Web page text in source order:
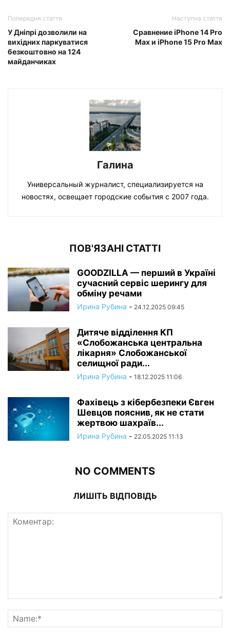
Попередня стаття
У Дніпрі дозволили на
вихідних паркуватися
безкоштовно на 124
майданчиках
Наступна стаття
Сравнение iPhone 14 Pro
Max и iPhone 15 Pro Max
Галина
Универсальный журналист, специализируется на
новостях, освещает городские события с 2007 года.
ПОВ'ЯЗАНІ СТАТТІ
GOODZILLA — перший в Україні
сучасний сервіс шерингу для
обміну речами
Ирина Рубина - 24.12.2025 09:45
Дитяче відділення КП
«Слобожанська центральна
лікарня» Слобожанської
селищної ради...
Ирина Рубина - 18.12.2025 11:06
Фахівець з кібербезпеки Євген
Шевцов пояснив, як не стати
жертвою шахраїв...
Ирина Рубина - 22.05.2025 11:13
NO COMMENTS
ЛИШІТЬ ВІДПОВІДЬ